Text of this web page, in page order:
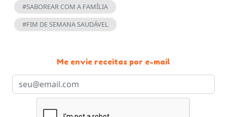
#SABOREAR COM A FAMÍLIA
#FIM DE SEMANA SAUDÁVEL
Me envie receitas por e-mail